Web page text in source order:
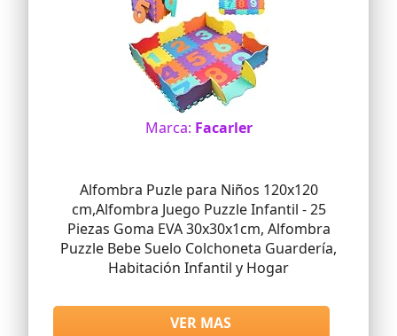
Marca: Facarler
Alfombra Puzle para Niños 120x120
cm,Alfombra Juego Puzzle Infantil - 25
Piezas Goma EVA 30x30x1cm, Alfombra
Puzzle Bebe Suelo Colchoneta Guardería,
Habitación Infantil y Hogar
VER MAS